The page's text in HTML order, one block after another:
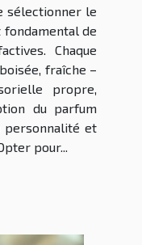
sélectionner le
de
Chaque
fraîche –
propre,
du parfum
personnalité et
pour...